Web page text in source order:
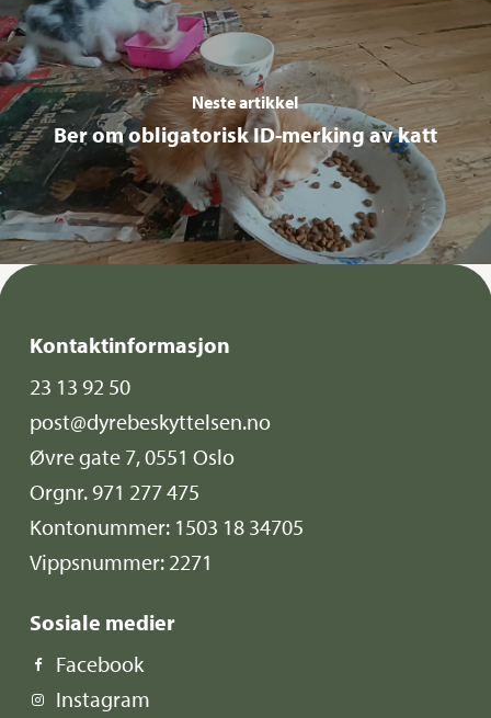
Neste artikkel
Ber om obligatorisk ID-merking av katt
Kontaktinformasjon
23 13 92 50
post@dyrebeskyttelsen.no
Øvre gate 7, 0551 Oslo
Orgnr. 971 277 475
Kontonummer: 1503 18 34705
Vippsnummer: 2271
Sosiale medier
Facebook
Instagram